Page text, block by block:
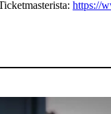
https://